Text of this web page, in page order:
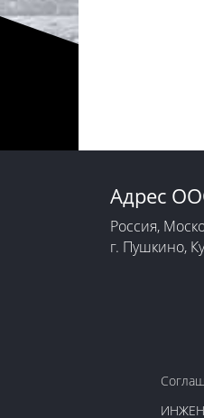
Адрес
Россия,
​г. Пушкино,